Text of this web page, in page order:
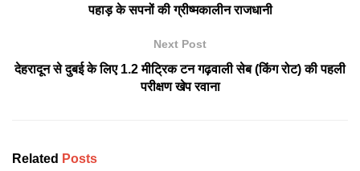
पहाड़ के सपनों की ग्रीष्मकालीन राजधानी
Next Post
देहरादून से दुबई के लिए 1.2 मीट्रिक टन गढ़वाली सेब (किंग रोट) की पहली
परीक्षण खेप रवाना
Related Posts